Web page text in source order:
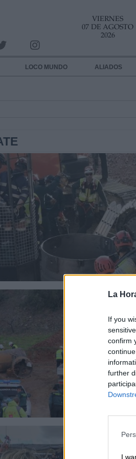
La
If you
confirm
further
I
VIERNES
07 DE AGOSTO
2026
LOCO MUNDO ALIADOS
LA PROTECCIÓN DE TUS DATOS
link
link